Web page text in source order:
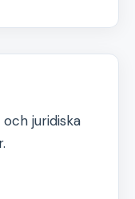
juridiska